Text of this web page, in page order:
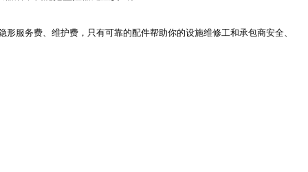
服务费、维护费，只有可靠的配件帮助你的设施维修工和承包商安全、